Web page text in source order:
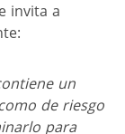
invita a
un
de riesgo
para